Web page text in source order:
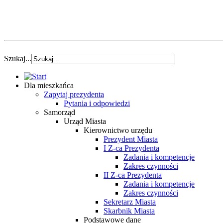
Szukaj...
Dla mieszkańca
Zapytaj prezydenta
Pytania i odpowiedzi
Samorząd
Urząd Miasta
Kierownictwo urzędu
Prezydent Miasta
I Z-ca Prezydenta
Zadania i kompetencje
Zakres czynności
II Z-ca Prezydenta
Zadania i kompetencje
Zakres czynności
Sekretarz Miasta
Skarbnik Miasta
Podstawowe dane